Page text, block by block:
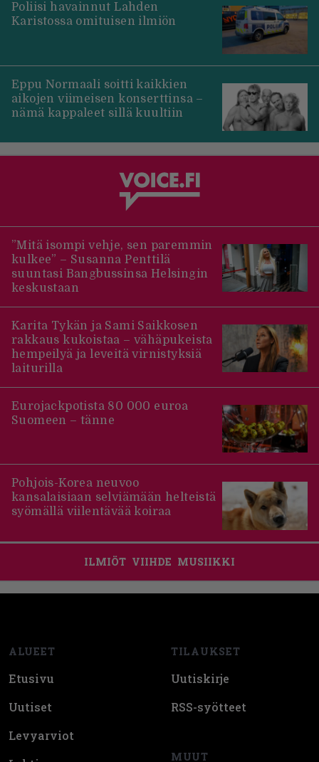
Poliisi havainnut Lahden
Karistossa omituisen ilmiön
Eppu Normaali soitti kaikkien
aikojen viimeisen konserttinsa –
nämä kappaleet sillä kuultiin
”Mitä isompi vehje, sen paremmin
kulkee” – Susanna Penttilä
suuntasi Bangbussinsa Helsingin
keskustaan
Karita Tykän ja Sami Saikkosen
rakkaus kukoistaa – vähäpukeista
hempeilyä ja leveitä virnistyksiä
laiturilla
Eurojackpotista 80 000 euroa
Suomeen – tänne
Pohjois-Korea neuvoo
kansalaisiaan selviämään helteistä
syömällä viilentävää koiraa
ILMIÖT VIIHDE MUSIIKKI
ALUEET
Etusivu
Uutiset
Levyarviot
TILAUKSET
Uutiskirje
RSS-syötteet
MUUT